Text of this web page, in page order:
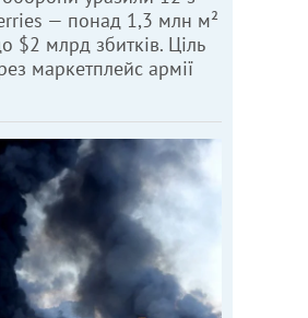
— понад 1,3 млн м²
$2 млрд збитків. Ціль
маркетплейс армії